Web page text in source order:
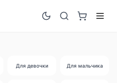
Для девочки Для мальчика